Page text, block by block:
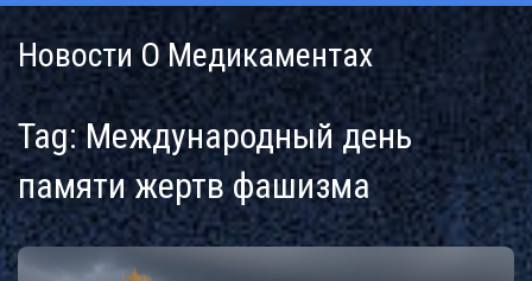
Новости О Медикаментах
Tag: Международный день
памяти жертв фашизма